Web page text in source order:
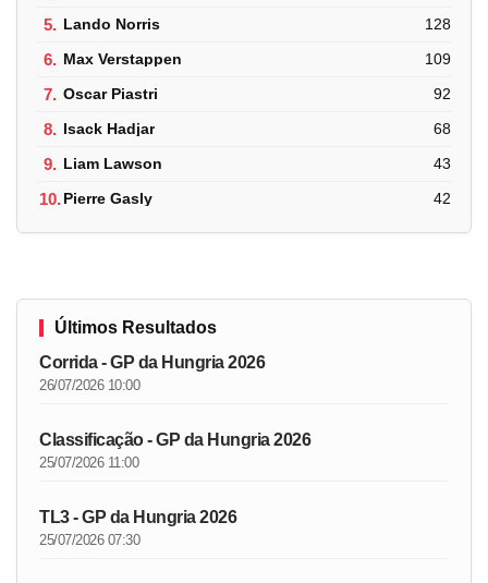
5. Lando Norris 128
6. Max Verstappen 109
7. Oscar Piastri 92
8. Isack Hadjar 68
9. Liam Lawson 43
10.Pierre Gasly 42
Últimos Resultados
Corrida - GP da Hungria 2026
26/07/2026 10:00
Classificação - GP da Hungria 2026
25/07/2026 11:00
TL3 - GP da Hungria 2026
25/07/2026 07:30